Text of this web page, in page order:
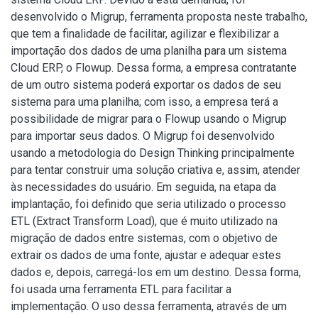
desenvolvido o Migrup, ferramenta proposta neste trabalho,
que tem a finalidade de facilitar, agilizar e flexibilizar a
importação dos dados de uma planilha para um sistema
Cloud ERP, o Flowup. Dessa forma, a empresa contratante
de um outro sistema poderá exportar os dados de seu
sistema para uma planilha; com isso, a empresa terá a
possibilidade de migrar para o Flowup usando o Migrup
para importar seus dados. O Migrup foi desenvolvido
usando a metodologia do Design Thinking principalmente
para tentar construir uma solução criativa e, assim, atender
às necessidades do usuário. Em seguida, na etapa da
implantação, foi definido que seria utilizado o processo
ETL (Extract Transform Load), que é muito utilizado na
migração de dados entre sistemas, com o objetivo de
extrair os dados de uma fonte, ajustar e adequar estes
dados e, depois, carregá-los em um destino. Dessa forma,
foi usada uma ferramenta ETL para facilitar a
implementação. O uso dessa ferramenta, através de um